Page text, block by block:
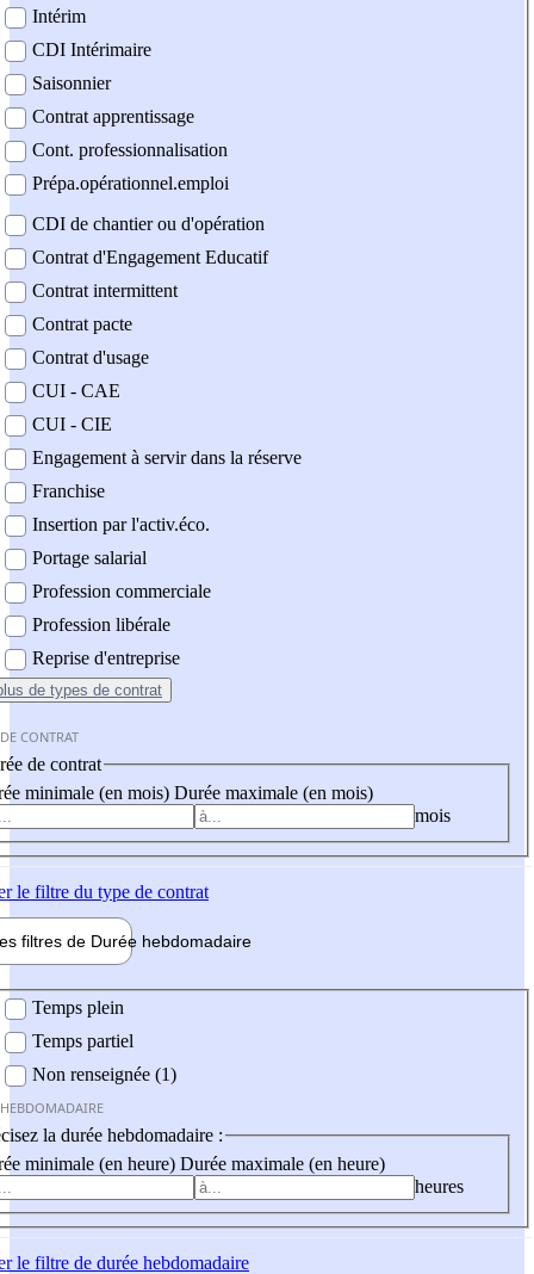
Intérim
CDI Intérimaire
Saisonnier
Contrat apprentissage
Cont. professionnalisation
Prépa.opérationnel.emploi
CDI de chantier ou d'opération
Contrat d'Engagement Educatif
Contrat intermittent
Contrat pacte
Contrat d'usage
CUI - CAE
CUI - CIE
Engagement à servir dans la réserve
Franchise
Insertion par l'activ.éco.
Portage salarial
Profession commerciale
Profession libérale
Reprise d'entreprise
de types de contrat
CONTRAT
de contrat
minimale (en mois) Durée maximale (en mois)
mois
le filtre du type de contrat
filtres de Durée hebdomadaire
Temps plein
Temps partiel
Non renseignée (1)
la durée hebdomadaire :
minimale (en heure) Durée maximale (en heure)
heures
le filtre de durée hebdomadaire